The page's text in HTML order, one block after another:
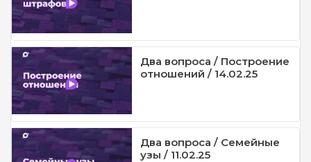
Два вопроса / Построение
отношений / 14.02.25
Два вопроса / Семейные
узы / 11.02.25